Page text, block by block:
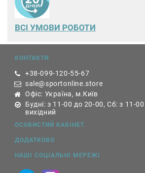
ВСІ УМОВИ РОБОТИ
КОНТАКТИ
+38-099-120-55-67
sale@sportonline.store
Офіс: Україна, м.Київ
Будні: з 11-00 до 20-00, Сб: з 11-
вихідний
ОСОБИСТИЙ КАБІНЕТ
ДОДАТКОВО
НАШІ СОЦІАЛЬНІ МЕРЕЖІ